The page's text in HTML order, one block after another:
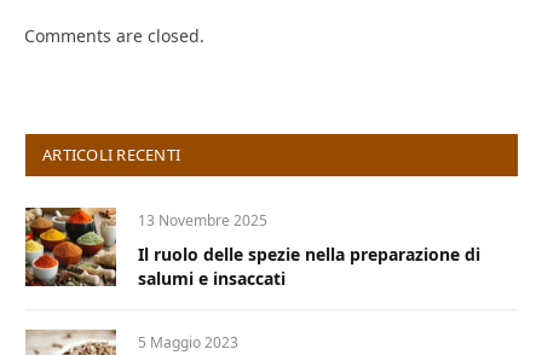
Comments are closed.
ARTICOLI RECENTI
13 Novembre 2025
Il ruolo delle spezie nella preparazione di
salumi e insaccati
5 Maggio 2023